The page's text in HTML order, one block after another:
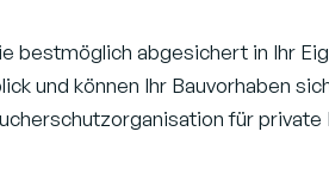
bestmöglich abgesichert in Ihr
und können Ihr Bauvorhaben
für